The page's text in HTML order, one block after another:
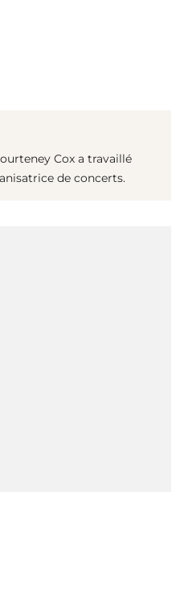
Cox a travaillé
de concerts.